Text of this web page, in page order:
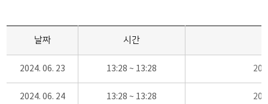
날짜 시간
2024. 06. 23 13:28 ~ 13:28
2024. 06. 24 13:28 ~ 13:28